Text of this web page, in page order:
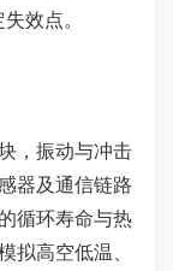
效点。
，振动与冲击
器及通信链路
循环寿命与热
拟高空低温、